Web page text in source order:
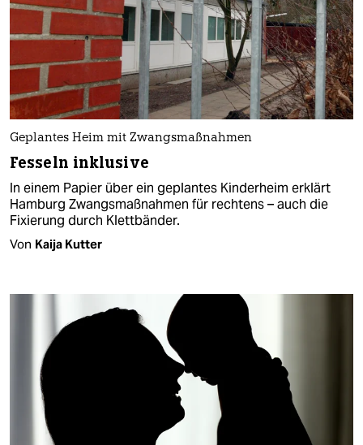
Geplantes Heim mit Zwangsmaßnahmen
Fesseln inklusive
In einem Papier über ein geplantes Kinderheim erklärt
Hamburg Zwangsmaßnahmen für rechtens – auch die
Fixierung durch Klettbänder.
Von Kaija Kutter